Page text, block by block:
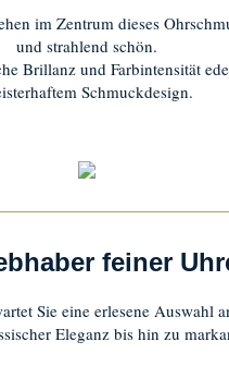
im Zentrum dieses
und strahlend schön.
Brillanz und Farbintensität
Schmuckdesign.
feiner
Sie eine erlesene Auswahl
Eleganz bis hin zu